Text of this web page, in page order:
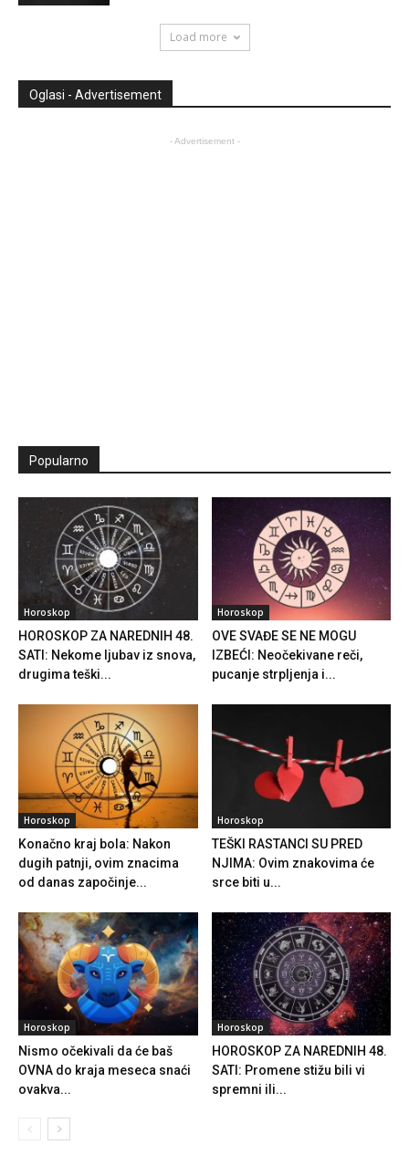
Load more
Oglasi - Advertisement
- Advertisement -
Popularno
Horoskop
HOROSKOP ZA NAREDNIH 48.
SATI: Nekome ljubav iz snova,
drugima teški...
Horoskop
OVE SVAĐE SE NE MOGU
IZBEĆI: Neočekivane reči,
pucanje strpljenja i...
Horoskop
Konačno kraj bola: Nakon
dugih patnji, ovim znacima
od danas započinje...
Horoskop
TEŠKI RASTANCI SU PRED
NJIMA: Ovim znakovima će
srce biti u...
Horoskop
Nismo očekivali da će baš
OVNA do kraja meseca snaći
ovakva...
Horoskop
HOROSKOP ZA NAREDNIH 48.
SATI: Promene stižu bili vi
spremni ili...